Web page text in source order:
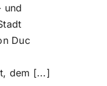
und
Duc
dem [...]
auf